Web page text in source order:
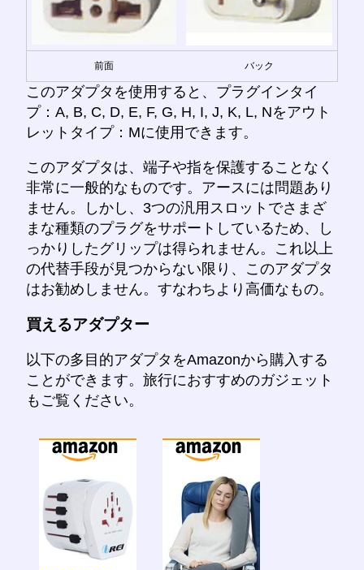
前面 バック
このアダプタを使用すると、プラグインタイ
プ：A, B, C, D, E, F, G, H, I, J, K, L, Nをアウト
レットタイプ：Mに使用できます。
このアダプタは、端子や指を保護することなく
非常に一般的なものです。アースには問題あり
ません。しかし、3つの汎用スロットでさまざ
まな種類のプラグをサポートしているため、し
っかりしたグリップは得られません。これ以上
の代替手段が見つからない限り、このアダプタ
はお勧めしません。すなわちより高価なもの。
買えるアダプター
以下の多目的アダプタをAmazonから購入する
ことができます。旅行におすすめのガジェット
もご覧ください。